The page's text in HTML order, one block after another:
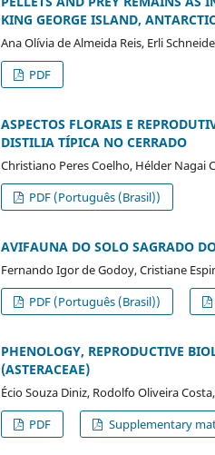
KING GEORGE ISLAND,
Ana Olívia de Almeida Reis, Erli
PDF
ASPECTOS FLORAIS E
DISTILIA TÍPICA NO CERRADO
Christiano Peres Coelho, Hélder Nagai
PDF (Português (Brasil))
AVIFAUNA DO SOLO SAGRADO
Fernando Igor de Godoy, Cristiane
PDF (Português (Brasil))
PHENOLOGY, REPRODUCTIVE
(ASTERACEAE)
Écio Souza Diniz, Rodolfo Oliveira
PDF
Supplementary